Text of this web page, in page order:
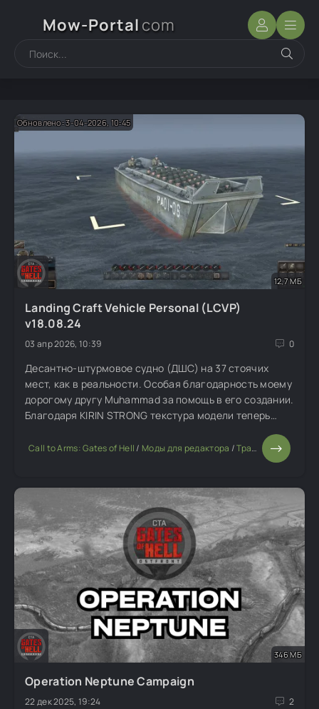
Mow-Portal com
Обновлено: 3-04-2026, 10:45
12,7 МБ
Landing Craft Vehicle Personal (LCVP)
v18.08.24
03 апр 2026, 10:39 0
Десантно-штурмовое судно (ДШС) на 37 стоячих
мест, как в реальности. Особая благодарность моему
дорогому другу Muhammad за помощь в его создании.
Благодаря KIRIN STRONG текстура модели теперь
редактора.
Call to Arms: Gates of Hell / Моды для редактора /Транспорт
346 МБ
Operation Neptune Campaign
22 дек 2025, 19:24 2